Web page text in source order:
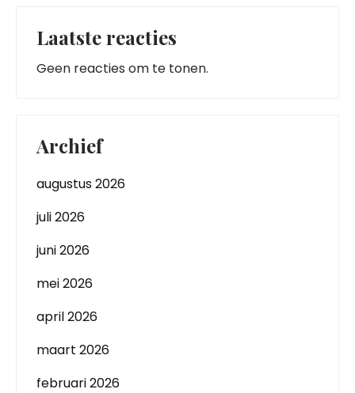
Laatste reacties
Geen reacties om te tonen.
Archief
augustus 2026
juli 2026
juni 2026
mei 2026
april 2026
maart 2026
februari 2026